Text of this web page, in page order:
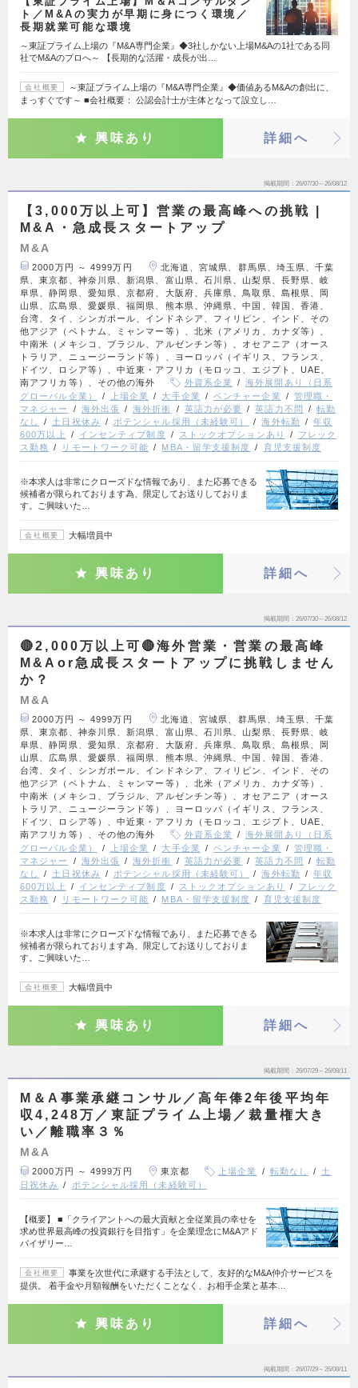
ト／M&Aの実力が早期に身につく環境／
長期就業可能な環境
～東証プライム上場の『M&A専門企業』◆3社しかない上場M&Aの1社である同
社でM&Aのプロへ～ 【長期的な活躍・成長が出…
会社概要
～東証プライム上場の『M&A専門企業』◆価値あるM&Aの創出に、
まっすぐです～ ■会社概要： 公認会計士が主体となって設立し…
興味あり 詳細へ
掲載期間 26/07/30～26/08/12
【3,000万以上可】営業の最高峰への挑戦 |
M&A・急成長スタートアップ
M&A
2000万円 ～ 4999万円
北海道、宮城県、群馬県、埼玉県、千葉
県、東京都、神奈川県、新潟県、富山県、石川県、山梨県、長野県、岐
阜県、静岡県、愛知県、京都府、大阪府、兵庫県、鳥取県、島根県、岡
山県、広島県、愛媛県、福岡県、熊本県、沖縄県、中国、韓国、香港、
台湾、タイ、シンガポール、インドネシア、フィリピン、インド、その
他アジア（ベトナム、ミャンマー等）、北米（アメリカ、カナダ等）、
中南米（メキシコ、ブラジル、アルゼンチン等）、オセアニア（オース
トラリア、ニュージーランド等）、ヨーロッパ（イギリス、フランス、
ドイツ、ロシア等）、中近東・アフリカ（モロッコ、エジプト、UAE、
南アフリカ等）、その他の海外
外資系企業
海外展開あり（日系
グローバル企業）
上場企業 大手企業 ベンチャー企業
管理職・
マネジャー
海外出張 海外折衝 英語力が必要 英語力不問
転勤
なし
土日祝休み ポテンシャル採用（未経験可） 海外転勤
年収
600万以上
インセンティブ制度 ストックオプションあり
フレック
ス勤務
リモートワーク可能 MBA・留学支援制度 育児支援制度
※本求人は非常にクローズドな情報であり、また応募できる
候補者が限られております為、限定してお送りしておりま
す。ご興味いた…
会社概要 大幅増員中
興味あり 詳細へ
掲載期間 26/07/30～26/08/12
🔴2,000万以上可🔴海外営業・営業の最高峰
M&Aor急成長スタートアップに挑戦しません
か？
M&A
2000万円 ～ 4999万円
北海道、宮城県、群馬県、埼玉県、千葉
県、東京都、神奈川県、新潟県、富山県、石川県、山梨県、長野県、岐
阜県、静岡県、愛知県、京都府、大阪府、兵庫県、鳥取県、島根県、岡
山県、広島県、愛媛県、福岡県、熊本県、沖縄県、中国、韓国、香港、
台湾、タイ、シンガポール、インドネシア、フィリピン、インド、その
他アジア（ベトナム、ミャンマー等）、北米（アメリカ、カナダ等）、
中南米（メキシコ、ブラジル、アルゼンチン等）、オセアニア（オース
トラリア、ニュージーランド等）、ヨーロッパ（イギリス、フランス、
ドイツ、ロシア等）、中近東・アフリカ（モロッコ、エジプト、UAE、
南アフリカ等）、その他の海外
外資系企業
海外展開あり（日系
グローバル企業）
上場企業 大手企業 ベンチャー企業
管理職・
マネジャー
海外出張 海外折衝 英語力が必要 英語力不問
転勤
なし
土日祝休み ポテンシャル採用（未経験可） 海外転勤
年収
600万以上
インセンティブ制度 ストックオプションあり
フレック
ス勤務
リモートワーク可能 MBA・留学支援制度 育児支援制度
※本求人は非常にクローズドな情報であり、また応募できる
候補者が限られております為、限定してお送りしておりま
す。ご興味いた…
会社概要 大幅増員中
興味あり 詳細へ
掲載期間 26/07/29～26/08/11
M＆A事業承継コンサル／高年俸2年後平均年
収4,248万／東証プライム上場／裁量権大き
い／離職率３％
M&A
2000万円 ～ 4999万円 東京都 上場企業 転勤なし
土
日祝休み
ポテンシャル採用（未経験可）
【概要】 ■「クライアントへの最大貢献と全従業員の幸せを
求め世界最高峰の投資銀行を目指す」を企業理念にM&Aアド
バイザリー…
会社概要
事業を次世代に承継する手法として、友好的なM&A仲介サービスを
提供。 着手金や月額報酬をいただくことなく、お相手企業と基本…
興味あり 詳細へ
掲載期間 26/07/29～26/08/11